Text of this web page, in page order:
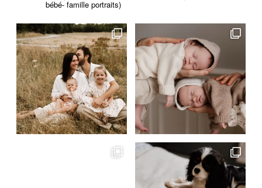
bébé- famille portraits)